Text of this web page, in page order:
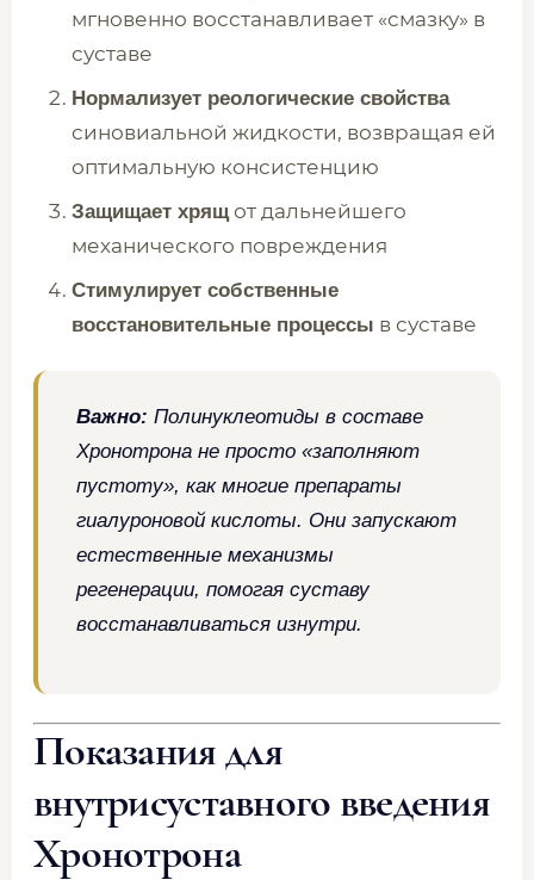
мгновенно восстанавливает «смазку» в
суставе
Нормализует реологические свойства
синовиальной жидкости, возвращая ей
оптимальную консистенцию
Защищает хрящот дальнейшего
механического повреждения
Стимулирует собственные
восстановительные процессы в суставе
Важно: Полинуклеотиды в составе
Хронотрона не просто «заполняют
пустоту», как многие препараты
гиалуроновой кислоты. Они запускают
естественные механизмы
регенерации, помогая суставу
восстанавливаться изнутри.
Показания для
внутрисуставного введения
Хронотрона